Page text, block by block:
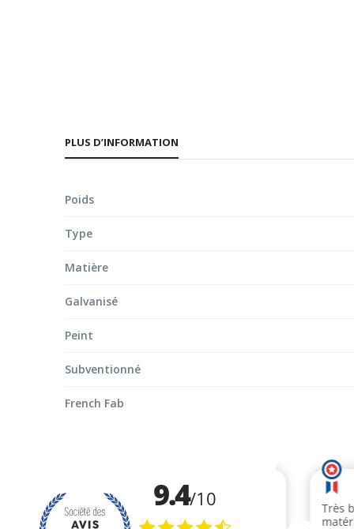
PLUS D’INFORMATION
Poids
Type
Matière
Galvanisé
Peint
Subventionné
French Fab